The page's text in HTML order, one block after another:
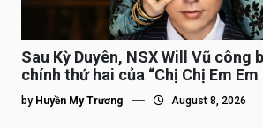
Sau Kỳ Duyên, NSX Will Vũ công
chính thứ hai của “Chị Chị Em Em
by Huyền My Trương August 8, 2026